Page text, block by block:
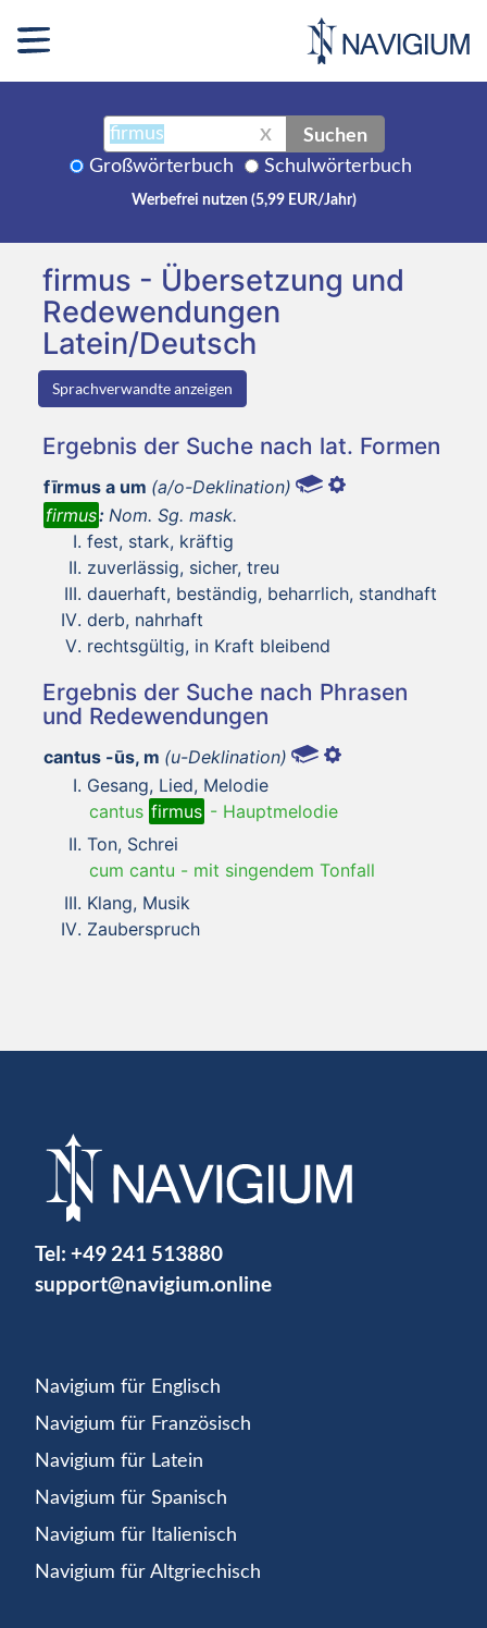
X Suchen
Großwörterbuch Schulwörterbuch
Werbefrei nutzen (5,99 EUR/Jahr)
firmus - Übersetzung und
Redewendungen
Latein/Deutsch
Sprachverwandte anzeigen
Ergebnis der Suche nach lat. Formen
fīrmus a um (a/o-Deklination)
firmus: Nom. Sg. mask.
fest, stark, kräftig
zuverlässig, sicher, treu
dauerhaft, beständig, beharrlich, standhaft
derb, nahrhaft
rechtsgültig, in Kraft bleibend
Ergebnis der Suche nach Phrasen
und Redewendungen
cantus -ūs, m (u-Deklination)
Gesang, Lied, Melodie
cantus firmus - Hauptmelodie
Ton, Schrei
cum cantu - mit singendem Tonfall
Klang, Musik
Zauberspruch
Tel: +49 241 513880
support@navigium.online
Navigium für Englisch
Navigium für Französisch
Navigium für Latein
Navigium für Spanisch
Navigium für Italienisch
Navigium für Altgriechisch